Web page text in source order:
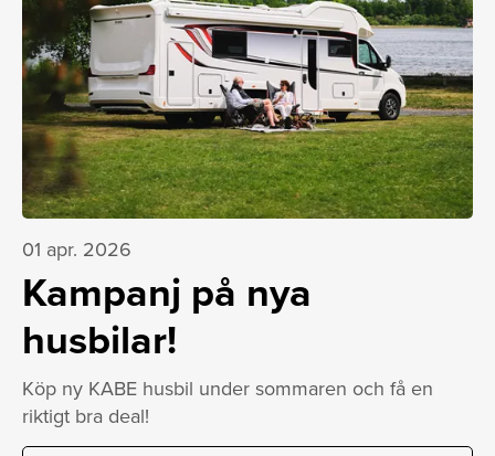
01 apr. 2026
Kampanj på nya
husbilar!
Köp ny KABE husbil under sommaren och få en
riktigt bra deal!